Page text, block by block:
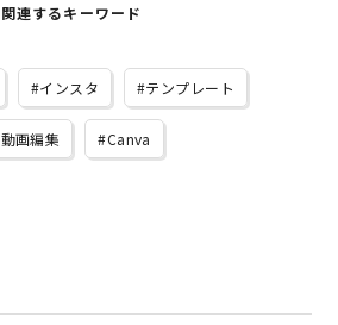
関連するキーワード
インスタ テンプレート
動画編集 Canva